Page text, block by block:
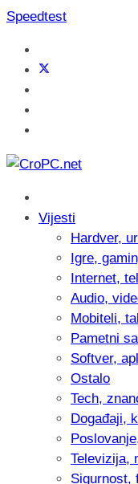
Speedtest
Vijesti
Hardver,
Igre,
Internet,
Audio,
Mobiteli,
Pametni
Softver,
Ostalo
Tech,
Događaji,
Televizija,
Sigurnost,